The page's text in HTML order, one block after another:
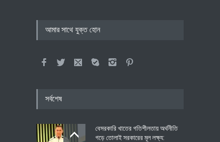
আমার সাথে যুক্ত হোন
সর্বশেষ
বেসরকারি খাতের গতিশীলতায় অর্থনীতি
গড়ে তোলাই সরকারের মূল লক্ষ্য: